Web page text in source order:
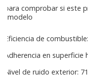
para comprobar si este
modelo
Eficiencia de
Adherencia en superficie
Nivel de ruido exterior: